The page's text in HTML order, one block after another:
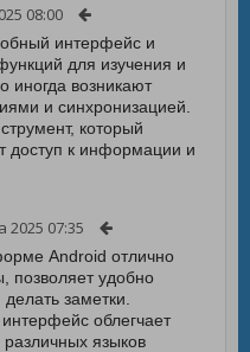
08:00
интерфейс и
для изучения и
иногда возникают
и синхронизацией.
который
доступ к информации и
2025 07:35
Android отлично
позволяет удобно
заметки.
облегчает
языков